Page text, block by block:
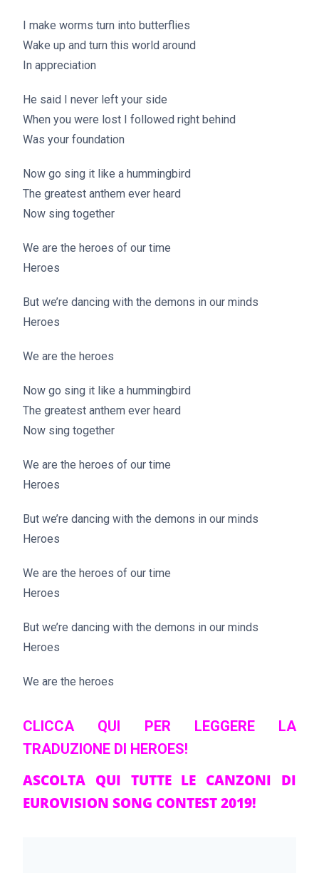
I make worms turn into butterflies
Wake up and turn this world around
In appreciation
He said I never left your side
When you were lost I followed right behind
Was your foundation
Now go sing it like a hummingbird
The greatest anthem ever heard
Now sing together
We are the heroes of our time
Heroes
But we’re dancing with the demons in our minds
Heroes
We are the heroes
Now go sing it like a hummingbird
The greatest anthem ever heard
Now sing together
We are the heroes of our time
Heroes
But we’re dancing with the demons in our minds
Heroes
We are the heroes of our time
Heroes
But we’re dancing with the demons in our minds
Heroes
We are the heroes
CLICCA QUI PER LEGGERE LA
TRADUZIONE DI HEROES!
ASCOLTA QUI TUTTE LE CANZONI DI
EUROVISION SONG CONTEST 2019!